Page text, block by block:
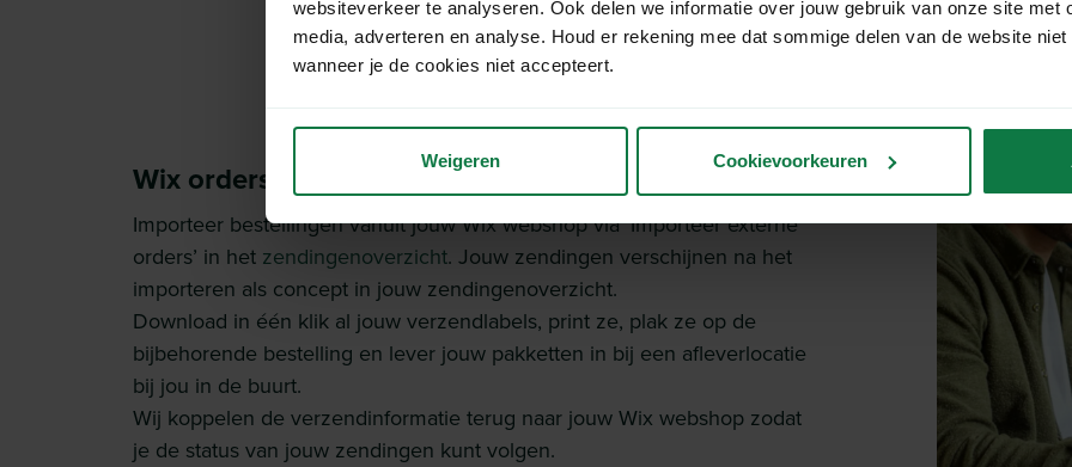
websiteverkeer te analyseren. Ook delen we informatie over jouw gebruik van onze site met
media, adverteren en analyse. Houd er rekening mee dat sommige delen van de website
wanneer je de cookies niet accepteert.
Weigeren Cookievoorkeuren
Nu koppelen
Wix orders importeren.
Importeer bestellingen vanuit jouw Wix webshop via ‘Importeer externe
orders’ in het zendingenoverzicht. Jouw zendingen verschijnen na het
importeren als concept in jouw zendingenoverzicht.
Download in één klik al jouw verzendlabels, print ze, plak ze op de
bijbehorende bestelling en lever jouw pakketten in bij een afleverlocatie
bij jou in de buurt.
Wij koppelen de verzendinformatie terug naar jouw Wix webshop zodat
je de status van jouw zendingen kunt volgen.